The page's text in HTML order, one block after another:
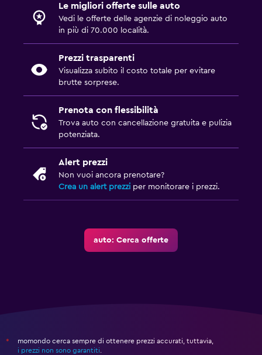
Le migliori offerte sulle auto
Vedi le offerte delle agenzie di noleggio auto
in più di 70.000 località.
Prezzi trasparenti
Visualizza subito il costo totale per evitare
brutte sorprese.
Prenota con flessibilità
Trova auto con cancellazione gratuita e pulizia
potenziata.
Alert prezzi
Non vuoi ancora prenotare?
Crea un alert prezzi per monitorare i prezzi.
auto: Cerca offerte
*
momondo cerca sempre di ottenere prezzi accurati, tuttavia,
i prezzi non sono garantiti.